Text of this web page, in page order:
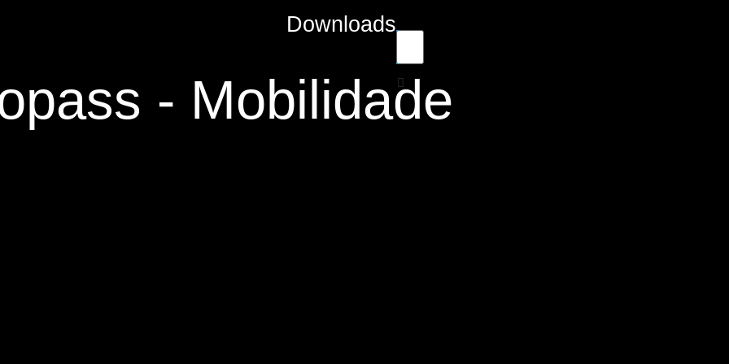
Downloads
- Mobilidade